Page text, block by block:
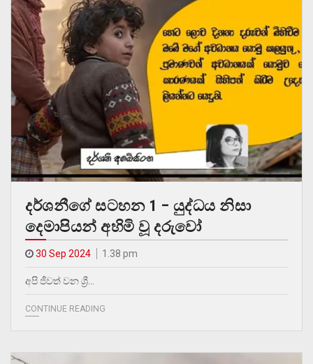
දර්ශනීගේ සටහන 1 – යුද්ධය නිසා
දෙමාපියන් අහිමි වූ දරුවෝ
30 Sep 2024 1.38 pm
අපි ජීවත් වන ශ්‍රී…
CONTINUE READING